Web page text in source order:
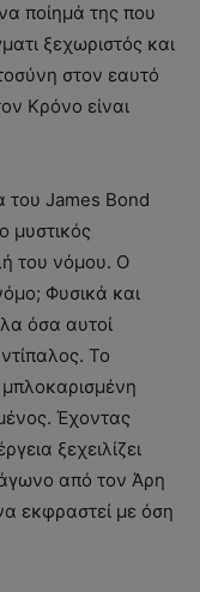
ποίημά της που
ξεχωριστός και
στον εαυτό
Κρόνο είναι
του James Bond
μυστικός
του νόμου. Ο
Φυσικά και
όσα αυτοί
Το
μπλοκαρισμένη
Έχοντας
ξεχειλίζει
από τον Άρη
εκφραστεί με όση